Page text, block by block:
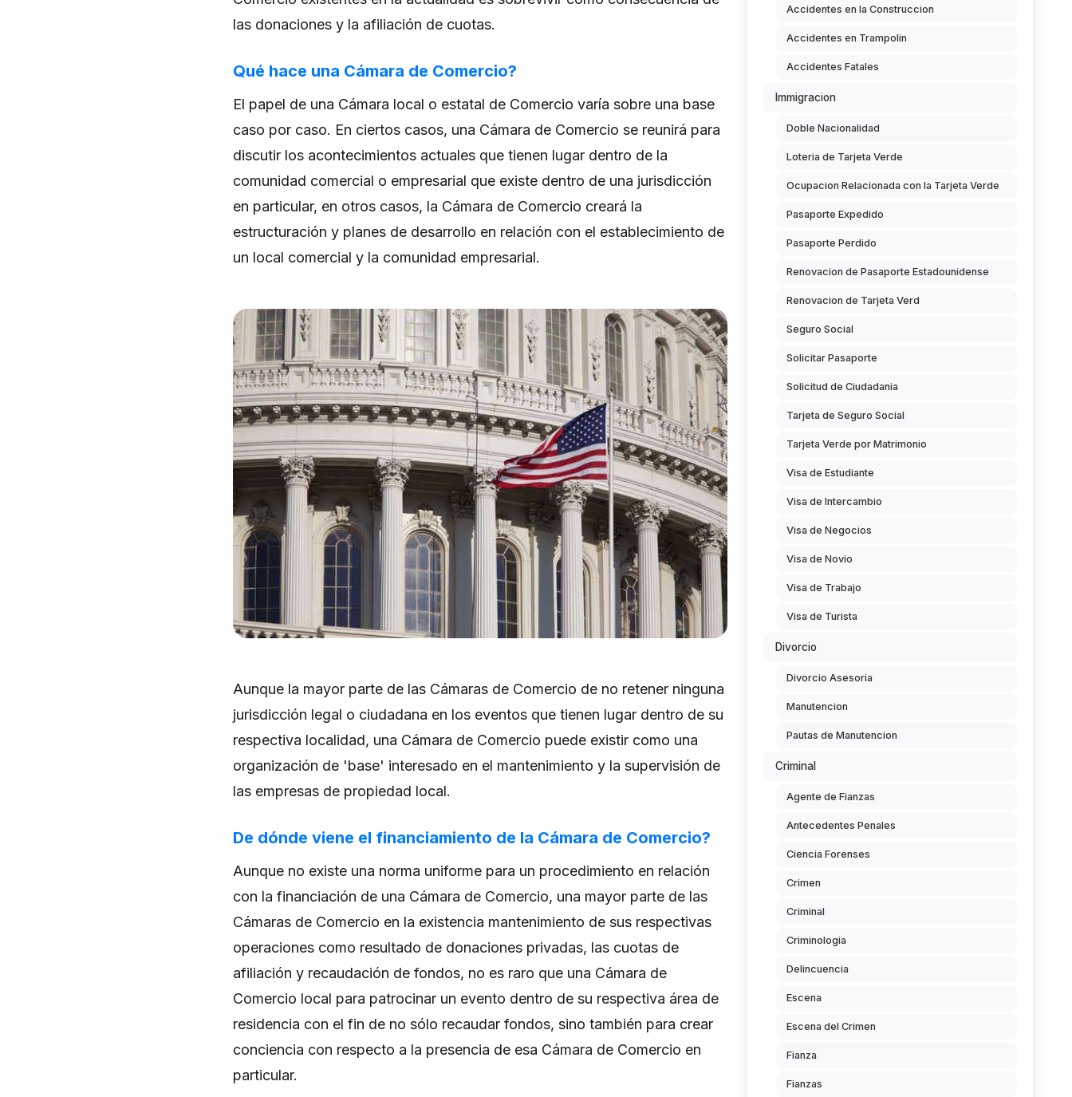
las donaciones y la afiliación de cuotas.
Qué hace una Cámara de Comercio?
El papel de una Cámara local o estatal de Comercio varía sobre una base
caso por caso. En ciertos casos, una Cámara de Comercio se reunirá para
discutir los acontecimientos actuales que tienen lugar dentro de la
comunidad comercial o empresarial que existe dentro de una jurisdicción
en particular, en otros casos, la Cámara de Comercio creará la
estructuración y planes de desarrollo en relación con el establecimiento de
un local comercial y la comunidad empresarial.
Aunque la mayor parte de las Cámaras de Comercio de no retener ninguna
jurisdicción legal o ciudadana en los eventos que tienen lugar dentro de su
respectiva localidad, una Cámara de Comercio puede existir como una
organización de 'base' interesado en el mantenimiento y la supervisión de
las empresas de propiedad local.
De dónde viene el financiamiento de la Cámara de Comercio?
Aunque no existe una norma uniforme para un procedimiento en relación
con la financiación de una Cámara de Comercio, una mayor parte de las
Cámaras de Comercio en la existencia mantenimiento de sus respectivas
operaciones como resultado de donaciones privadas, las cuotas de
afiliación y recaudación de fondos, no es raro que una Cámara de
Comercio local para patrocinar un evento dentro de su respectiva área de
residencia con el fin de no sólo recaudar fondos, sino también para crear
conciencia con respecto a la presencia de esa Cámara de Comercio en
particular.
Accidentes en la Construccion
Accidentes en Trampolin
Accidentes Fatales
Immigracion
Doble Nacionalidad
Loteria de Tarjeta Verde
Ocupacion Relacionada con la Tarjeta Verde
Pasaporte Expedido
Pasaporte Perdido
Renovacion de Pasaporte Estadounidense
Renovacion de Tarjeta Verd
Seguro Social
Solicitar Pasaporte
Solicitud de Ciudadania
Tarjeta de Seguro Social
Tarjeta Verde por Matrimonio
Visa de Estudiante
Visa de Intercambio
Visa de Negocios
Visa de Novio
Visa de Trabajo
Visa de Turista
Divorcio
Divorcio Asesoria
Manutencion
Pautas de Manutencion
Criminal
Agente de Fianzas
Antecedentes Penales
Ciencia Forenses
Crimen
Criminal
Criminologia
Delincuencia
Escena
Escena del Crimen
Fianza
Fianzas